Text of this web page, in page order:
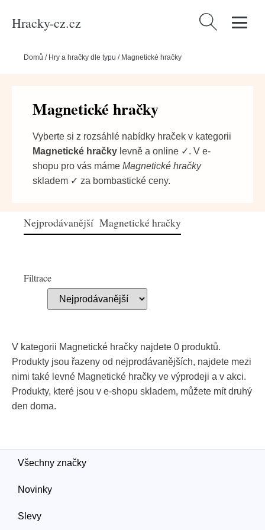
Hracky-cz.cz Vyhledávání
Domů / Hry a hračky dle typu / Magnetické hračky
Magnetické hračky
Vyberte si z rozsáhlé nabídky hraček v kategorii
Magnetické hračky levně a online ✓. V e-
shopu pro vás máme Magnetické hračky
skladem ✓ za bombastické ceny.
Nejprodávanější Magnetické hračky
Filtrace
V kategorii Magnetické hračky najdete 0 produktů.
Produkty jsou řazeny od nejprodávanějších, najdete mezi
nimi také levné Magnetické hračky ve výprodeji a v akci.
Produkty, které jsou v e-shopu skladem, můžete mít druhý
den doma.
Všechny značky
Novinky
Slevy